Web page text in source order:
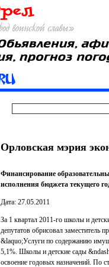
Орловская мэрия
Финансирование
исполнения бюджета текущего
Дата: 27.05.2011
За 1 квартал 2011-го школы и
депутатов обрисовал заместитель
&laquo;Услуги по содержанию
5,1%. Школы и детские сады
освоение годовых назначений. По